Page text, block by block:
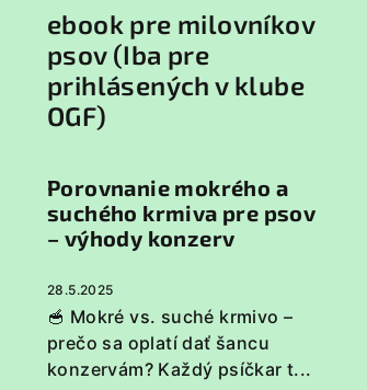
ebook pre milovníkov
psov (Iba pre
prihlásených v klube
OGF)
Porovnanie mokrého a
suchého krmiva pre psov
– výhody konzerv
28.5.2025
🥣 Mokré vs. suché krmivo –
prečo sa oplatí dať šancu
konzervám? Každý psíčkar t...